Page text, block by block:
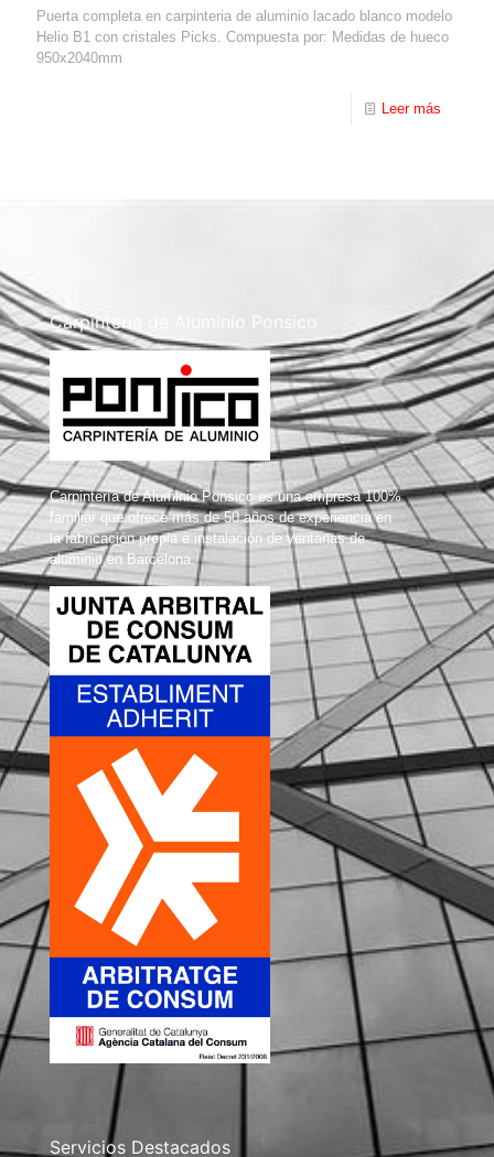
Puerta completa en carpinteria de aluminio lacado blanco modelo
Helio B1 con cristales Picks. Compuesta por: Medidas de hueco
950x2040mm
Leer más
Carpintería de Aluminio Ponsico
Carpintería de Aluminio Ponsico es una empresa 100%
familiar que ofrece más de 50 años de experiencia en
la fabricación propia e instalación de ventanas de
aluminio en Barcelona.
Servicios Destacados